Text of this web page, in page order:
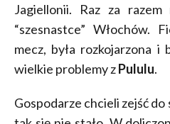
Jagiellonii. Raz za
“szesnastce” Włochów.
mecz, była rozkojarzona i
wielkie problemy zPululu.
Gospodarze chcieli zejść